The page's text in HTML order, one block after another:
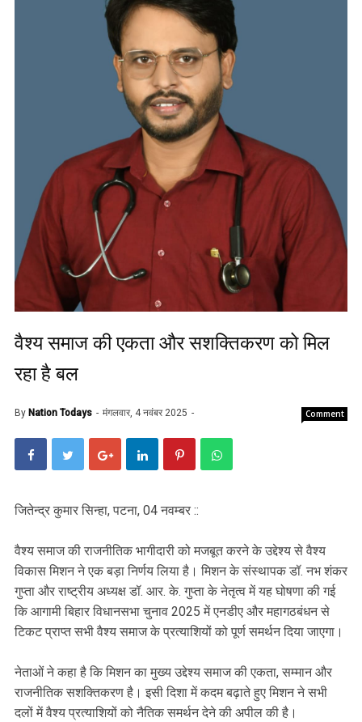
वैश्य समाज की एकता और सशक्तिकरण को मिल
रहा है बल
By Nation Todays मंगलवार, 4 नवंबर 2025 Comment
जितेन्द्र कुमार सिन्हा, पटना, 04 नवम्बर ::
वैश्य समाज की राजनीतिक भागीदारी को मजबूत करने के उद्देश्य से वैश्य
विकास मिशन ने एक बड़ा निर्णय लिया है। मिशन के संस्थापक डॉ. नभ शंकर
गुप्ता और राष्ट्रीय अध्यक्ष डॉ. आर. के. गुप्ता के नेतृत्व में यह घोषणा की गई
कि आगामी बिहार विधानसभा चुनाव 2025 में एनडीए और महागठबंधन से
टिकट प्राप्त सभी वैश्य समाज के प्रत्याशियों को पूर्ण समर्थन दिया जाएगा।
नेताओं ने कहा है कि मिशन का मुख्य उद्देश्य समाज की एकता, सम्मान और
राजनीतिक सशक्तिकरण है। इसी दिशा में कदम बढ़ाते हुए मिशन ने सभी
दलों में वैश्य प्रत्याशियों को नैतिक समर्थन देने की अपील की है।